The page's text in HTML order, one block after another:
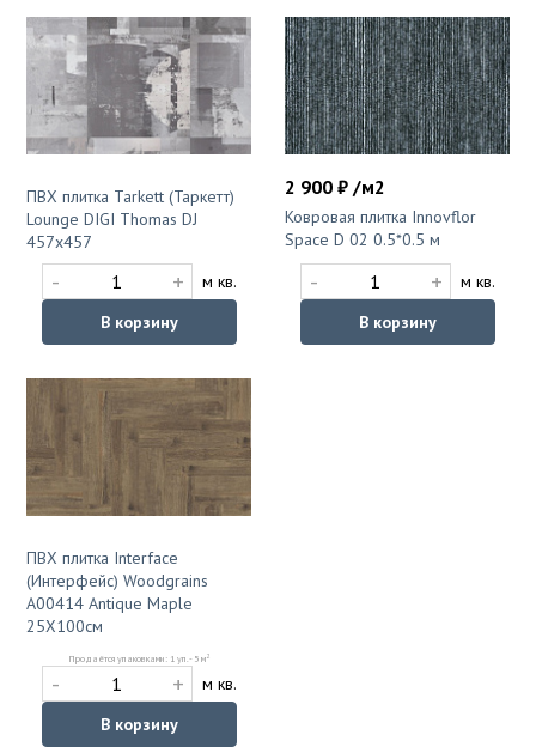
ПВХ плитка Tarkett (Таркетт)
Lounge DIGI Thomas DJ
457х457
- +
м кв.
В корзину
2 900 ₽ /м2
Ковровая плитка Innovflor
Space D 02 0.5*0.5 м
- +
м кв.
В корзину
ПВХ плитка Interface
(Интерфейс) Woodgrains
A00414 Antique Maple
25X100cм
Продаётся упаковками: 1 уп. - 5 м2
- +
м кв.
В корзину